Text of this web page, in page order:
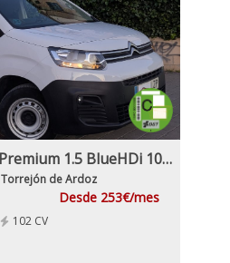
Citroen Berlingo Premium 1.5 BlueHDi 100Cv IVA y Garantía Inc Nacional 1Dueño
Torrejón de Ardoz
Desde 253€/mes
102 CV